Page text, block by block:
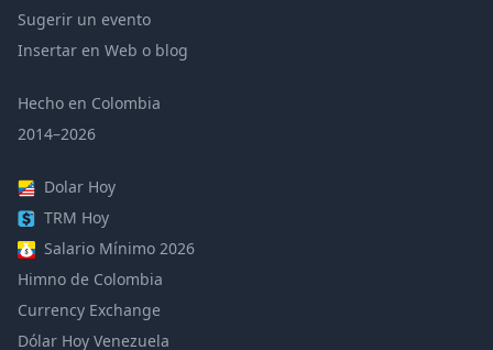
Sugerir un evento
Insertar en Web o blog
Hecho en Colombia
2014–2026
Dolar Hoy
TRM Hoy
Salario Mínimo 2026
Himno de Colombia
Currency Exchange
Dólar Hoy Venezuela